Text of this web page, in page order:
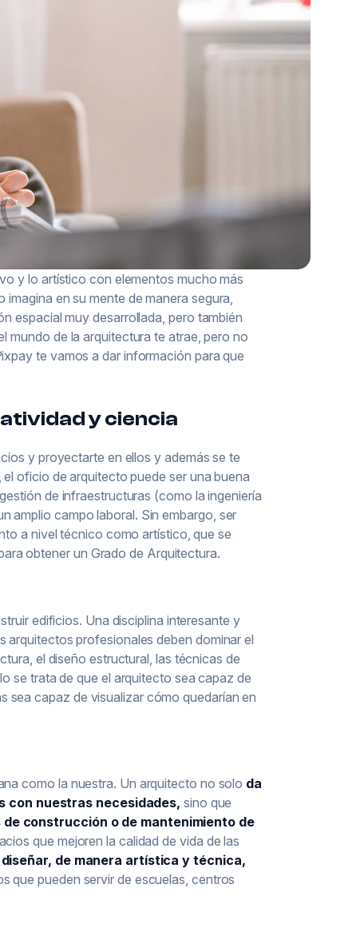
y lo artístico con elementos mucho más
en su mente de manera segura,
espacial muy desarrollada, pero también
mundo de la arquitectura te atrae, pero no
te vamos a dar información para que
y ciencia
y proyectarte en ellos y además se te
oficio de arquitecto puede ser una buena
de infraestructuras (como la ingeniería
amplio campo laboral. Sin embargo, ser
a nivel técnico como artístico, que se
obtener un Grado de Arquitectura.
edificios. Una disciplina interesante y
arquitectos profesionales deben dominar el
el diseño estructural, las técnicas de
se trata de que el arquitecto sea capaz de
sea capaz de visualizar cómo quedarían en
como la nuestra. Un arquitecto no solo da
con nuestras necesidades, sino que
construcción o de mantenimiento de
que mejoren la calidad de vida de las
diseñar, de manera artística y técnica,
que pueden servir de escuelas, centros